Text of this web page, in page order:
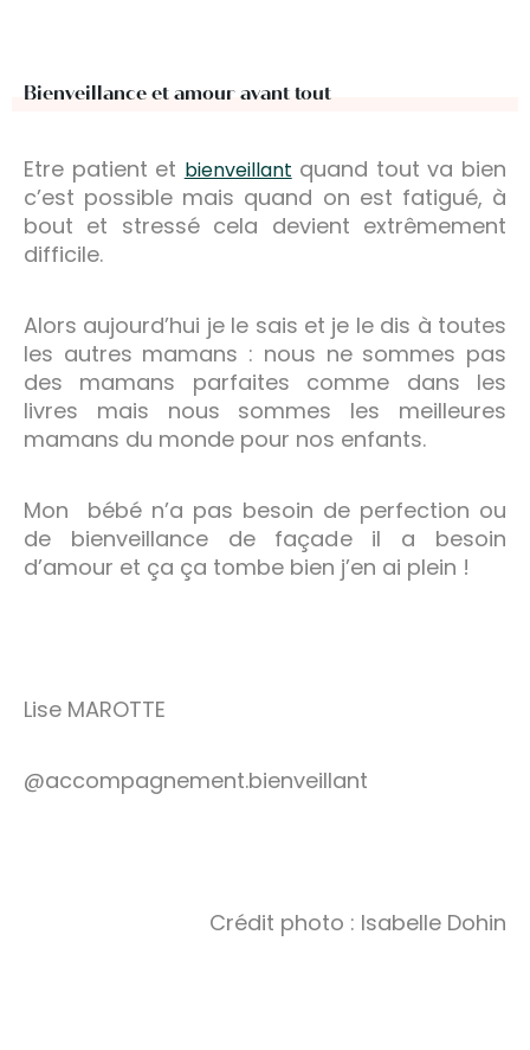
Bienveillance et amour avant tout
Etre patient et bienveillant quand tout va bien
c’est possible mais quand on est fatigué, à
bout et stressé cela devient extrêmement
difficile.
Alors aujourd’hui je le sais et je le dis à toutes
les autres mamans : nous ne sommes pas
des mamans parfaites comme dans les
livres mais nous sommes les meilleures
mamans du monde pour nos enfants.
Mon bébé n’a pas besoin de perfection ou
de bienveillance de façade il a besoin
d’amour et ça ça tombe bien j’en ai plein !
Lise MAROTTE
@accompagnement.bienveillant
Crédit photo : Isabelle Dohin